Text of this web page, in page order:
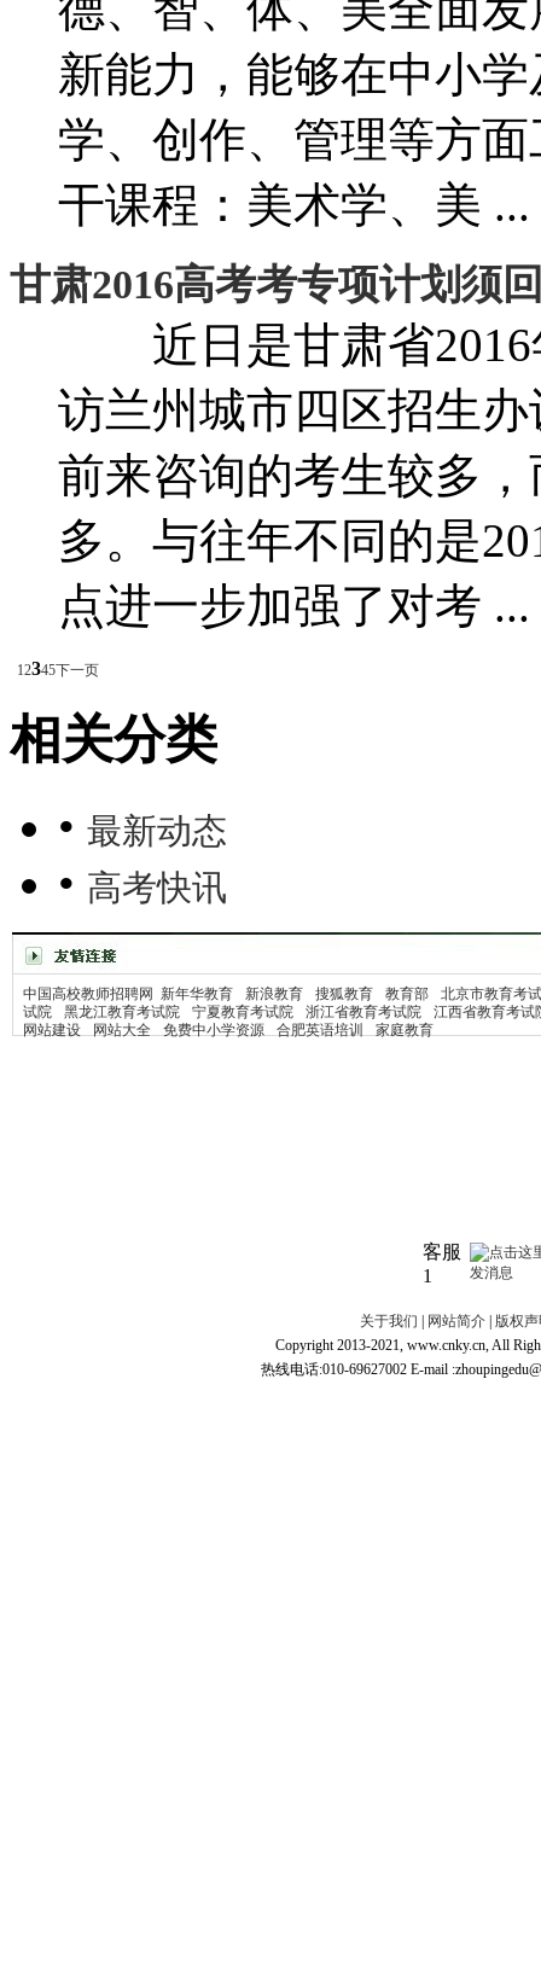
新能力，能够在中小
学、创作、管理等方
干课程：美术学、美 ...
甘肃2016高考考专项计划须
近日是甘肃省2016
访兰州城市四区招生
前来咨询的考生较多
多。与往年不同的是
点进一步加强了对考 ...
12345下一页
相关分类
• 最新动态
• 高考快讯
中国高校教师招聘网 新年华教育 新浪教育 搜狐教育 教育部
北京市教育考
试院
黑龙江教育考试院 宁夏教育考试院 浙江省教育考试院
江西省教育考试
网站建设
网站大全 免费中小学资源 合肥英语培训 家庭教育
客服
1
关于我们 | 网站简介 | 版权
Copyright 2013-2021, www.cnky.cn, All
热线电话:010-69627002 E-mail